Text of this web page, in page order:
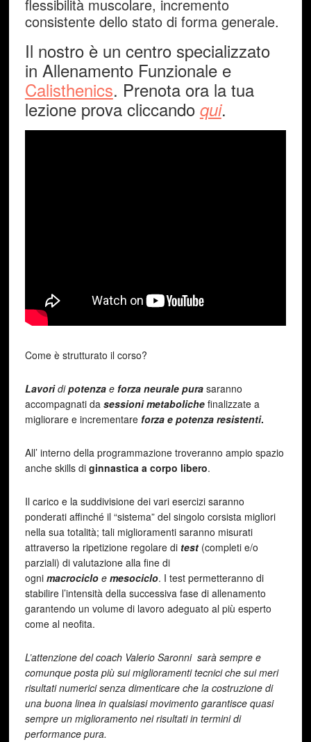
flessibilità muscolare, incremento
consistente dello stato di forma generale.
Il nostro è un centro specializzato
in Allenamento Funzionale e
Calisthenics. Prenota ora la tua
lezione prova cliccando qui.
Come è strutturato il corso?
Lavoridipotenzae forza neurale purasaranno
accompagnati da sessioni metabolichefinalizzate a
migliorare e incrementare forza e potenza resistenti.
All’ interno della programmazione troveranno ampio spazio
anche skills di ginnastica a corpo libero.
Il carico e la suddivisione dei vari esercizi saranno
ponderati affinché il “sistema” del singolo corsista migliori
nella sua totalità; tali miglioramenti saranno misurati
attraverso la ripetizione regolare di test (completi e/o
parziali) di valutazione alla fine di
ogni macrocicloe mesociclo. I test permetteranno di
stabilire l’intensità della successiva fase di allenamento
garantendo un volume di lavoro adeguato al più esperto
come al neofita.
L’attenzione del coach ValerioSaronni sarà sempre e
comunque posta più sui miglioramenti tecnici che sui meri
risultati numerici senza dimenticare che la costruzione di
una buona linea in qualsiasi movimento garantisce quasi
sempre un miglioramento nei risultati in termini di
performance pura.